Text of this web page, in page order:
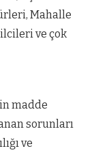
Mahalle
ve çok
madde
sorunları
ve